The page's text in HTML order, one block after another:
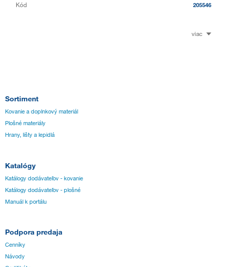
Kód 205546
viac
Sortiment
Kovanie a doplnkový materiál
Plošné materiály
Hrany, lišty a lepidlá
Katalógy
Katálogy dodávateľov - kovanie
Katálogy dodávateľov - plošné
Manuál k portálu
Podpora predaja
Cenníky
Návody